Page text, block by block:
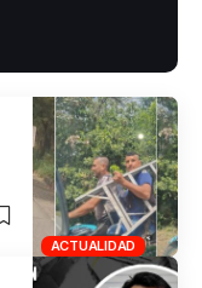
ACTUALIDAD